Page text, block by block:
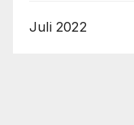
Juli 2022